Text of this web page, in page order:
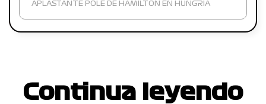
APLASTANTE POLE DE HAMILTON EN HUNGRÍA
Continua leyendo